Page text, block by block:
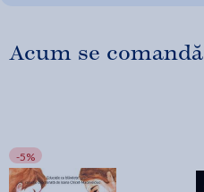
Acum se comandă
-5%